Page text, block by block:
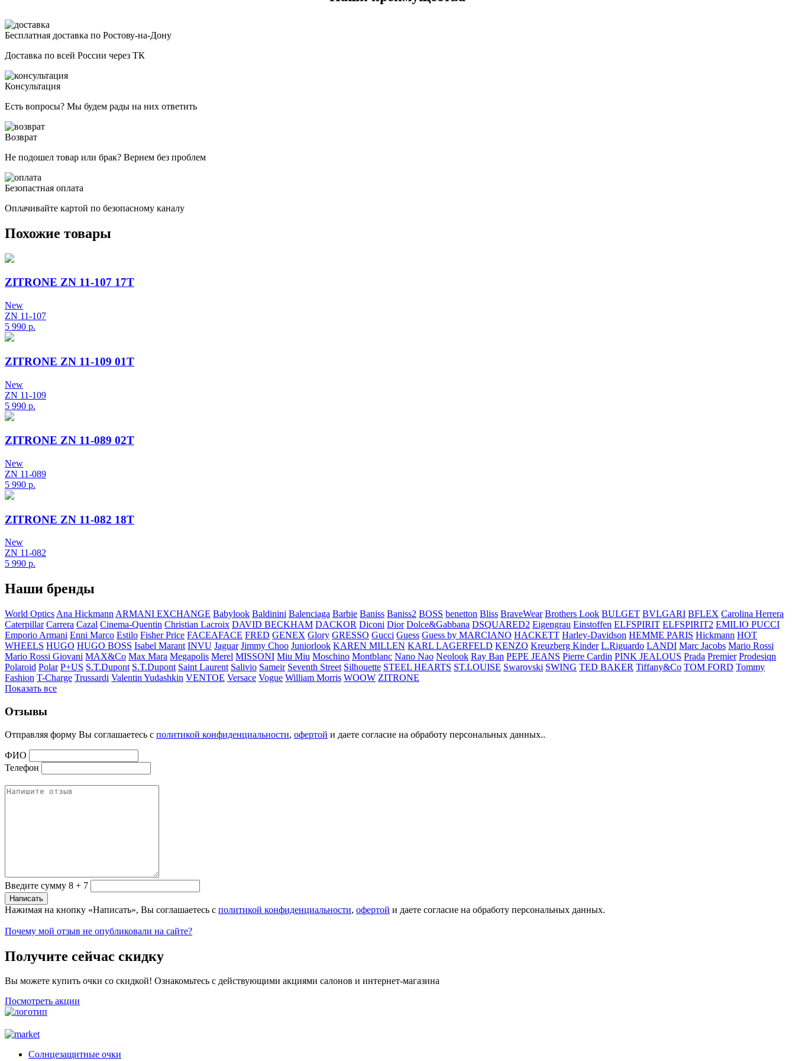
Бесплатная доставка по Ростову-на-Дону
Доставка по всей России через ТК
Консультация
Есть вопросы? Мы будем рады на них ответить
Возврат
Не подошел товар или брак? Вернем без проблем
Безопастная оплата
Оплачивайте картой по безопасному каналу
Похожие товары
ZITRONE ZN 11-107 17T
New
ZN 11-107
5 990 р.
ZITRONE ZN 11-109 01T
New
ZN 11-109
5 990 р.
ZITRONE ZN 11-089 02T
New
ZN 11-089
5 990 р.
ZITRONE ZN 11-082 18T
New
ZN 11-082
5 990 р.
Наши бренды
World Optics Ana Hickmann ARMANI EXCHANGE Babylook Baldinini Balenciaga Barbie Baniss Baniss2 BOSS benetton Bliss BraveWear Brothers Look BULGET BVLGARI BFLEX Carolina Herrera
Caterpillar Carrera Cazal Cinema-Quentin Christian Lacroix DAVID BECKHAM DACKOR Diconi Dior Dolce&Gabbana DSQUARED2 Eigengrau Einstoffen ELFSPIRIT ELFSPIRIT2 EMILIO PUCCI
Emporio Armani Enni Marco Estilo Fisher Price FACEAFACE FRED GENEX Glory GRESSO Gucci Guess Guess by MARCIANO HACKETT Harley-Davidson HEMME PARIS Hickmann HOT
WHEELS HUGO HUGO BOSS Isabel Marant INVU Jaguar Jimmy Choo Juniorlook KAREN MILLEN KARL LAGERFELD KENZO Kreuzberg Kinder L.Riguardo LANDI Marc Jacobs Mario Rossi
Mario Rossi Giovani MAX&Co Max Mara Megapolis Merel MISSONI Miu Miu Moschino Montblanc Nano Nao Neolook Ray Ban PEPE JEANS Pierre Cardin PINK JEALOUS Prada Premier Prodesiqn
Polaroid Polar P+US S.T.Dupont S.T.Dupont Saint Laurent Salivio Sameir Seventh Street Silhouette STEEL HEARTS ST.LOUISE Swarovski SWING TED BAKER Tiffany&Co TOM FORD Tommy
Fashion T-Charge Trussardi Valentin Yudashkin VENTOE Versace Vogue William Morris WOOW ZITRONE
Показать все
Отзывы
Отправляя форму Вы соглашаетесь с политикой конфиденциальности, офертой и даете согласие на обработу персональных данных..
ФИО
Телефон
Введите сумму 8 + 7
Нажимая на кнопку «Написать», Вы соглашаетесь с политикой конфиденциальности, офертой и даете согласие на обработу персональных данных.
Почему мой отзыв не опубликовали на сайте?
Получите сейчас скидку
Вы можете купить очки со скидкой! Ознакомьтесь с действующими акциями салонов и интернет-магазина
Посмотреть акции
Солнцезащитные очки